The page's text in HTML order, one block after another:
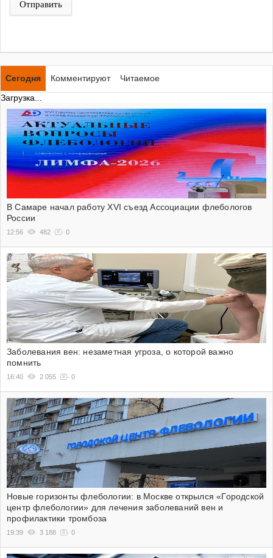
Отправить
Сегодня Комментируют
Читаемое
Загрузка...
В Самаре начал работу XVI съезд Ассоциации флебологов
России
12:56 482 0
Заболевания вен: незаметная угроза, о которой важно
помнить
16:40 2 055 0
Новые горизонты флебологии: в Москве открылся «Городской
центр флебологии» для лечения заболеваний вен и
профилактики тромбоза
19:39 3 188 0